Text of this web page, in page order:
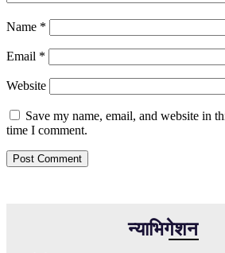
Name *
Email *
Website
Save my name, email, and website in
time I comment.
न्याभिगेशन